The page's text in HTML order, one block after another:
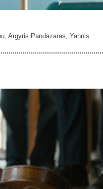
, Argyris Pandazaras, Yannis